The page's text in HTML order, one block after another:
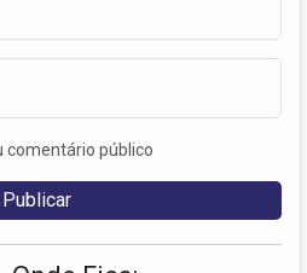
comentário público